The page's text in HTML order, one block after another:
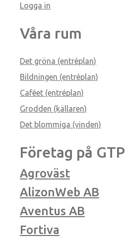
Logga in
Våra rum
Det gröna (entréplan)
Bildningen (entréplan)
Caféet (entréplan)
Grodden (källaren)
Det blommiga (vinden)
Företag på GTP
Agroväst
AlizonWeb AB
Aventus AB
Fortiva